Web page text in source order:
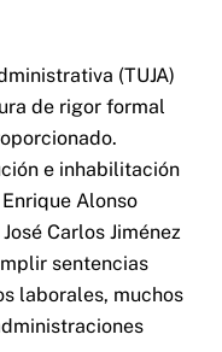
(TUJA)
de rigor formal
e inhabilitación
Alonso
Carlos Jiménez
sentencias
laborales, muchos